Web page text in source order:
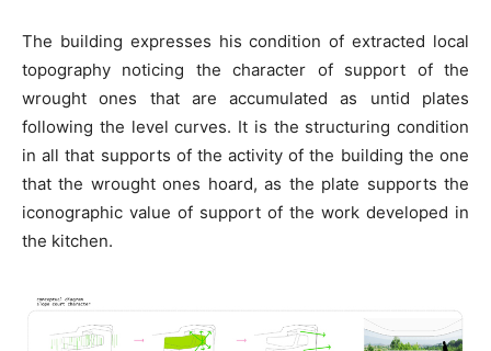
The building expresses his condition of extracted local
topography noticing the character of support of the
wrought ones that are accumulated as untid plates
following the level curves. It is the structuring condition
in all that supports of the activity of the building the one
that the wrought ones hoard, as the plate supports the
iconographic value of support of the work developed in
the kitchen.